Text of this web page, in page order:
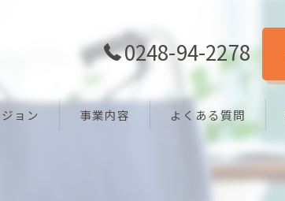
0248-94-2278
ョン 事業内容 よくある質問